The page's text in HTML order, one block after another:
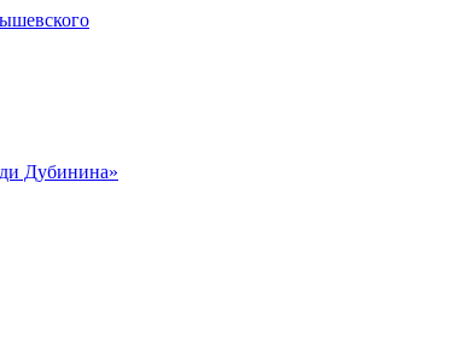
Дубинина»